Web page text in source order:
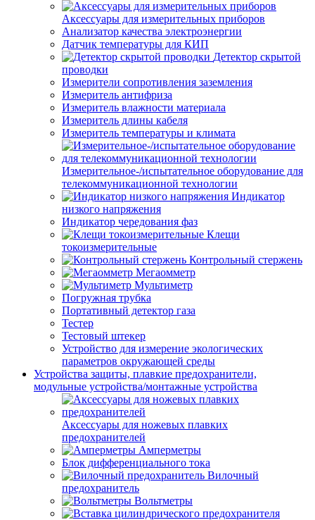
Аксессуары для измерительных приборов
Анализатор качества электроэнергии
Датчик температуры для КИП
Детектор скрытой
проводки
Измерители сопротивления заземления
Измеритель антифриза
Измеритель влажности материала
Измеритель длины кабеля
Измеритель температуры и климата
Измерительное-/испытательное оборудование для
телекоммуникационной технологии
Индикатор
низкого напряжения
Индикатор чередования фаз
Клещи
токоизмерительные
Контрольный стержень
Мегаомметр
Мультиметр
Погружная трубка
Портативный детектор газа
Тестер
Тестовый штекер
Устройство для измерение экологических
параметров окружающей среды
Устройства защиты, плавкие предохранители,
модульные устройства/монтажные устройства
Аксессуары для ножевых плавких
предохранителей
Амперметры
Блок дифференциального тока
Вилочный
предохранитель
Вольтметры